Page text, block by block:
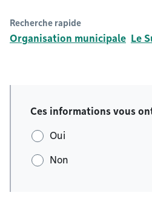
Recherche rapide
Organisation municipale Le
Ces informations vous
Oui
Non